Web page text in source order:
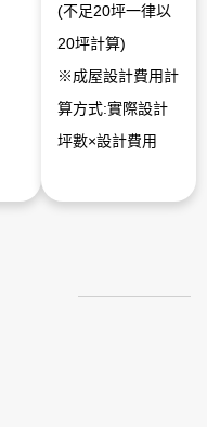
(不足20坪一律以
20坪計算)
※成屋設計費用計
算方式:實際設計
坪數×設計費用